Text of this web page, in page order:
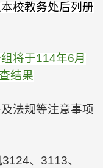
校教务处后列册
将于114年6月
结果
法规等注意事项
3124、 3113、